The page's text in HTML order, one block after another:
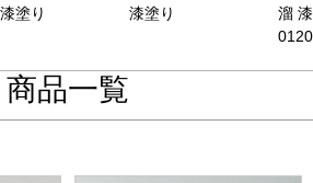
塗り
漆塗り
溜
商品一覧